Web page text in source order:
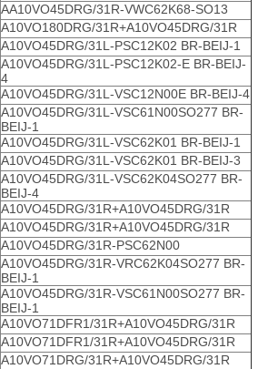
AA10VO45DRG/31R-VWC62K68-SO13
A10VO180DRG/31R+A10VO45DRG/31R
A10VO45DRG/31L-PSC12K02 BR-BEIJ-1
A10VO45DRG/31L-PSC12K02-E BR-BEIJ-
4
A10VO45DRG/31L-VSC12N00E BR-BEIJ-4
A10VO45DRG/31L-VSC61N00SO277 BR-
BEIJ-1
A10VO45DRG/31L-VSC62K01 BR-BEIJ-1
A10VO45DRG/31L-VSC62K01 BR-BEIJ-3
A10VO45DRG/31L-VSC62K04SO277 BR-
BEIJ-4
A10VO45DRG/31R+A10VO45DRG/31R
A10VO45DRG/31R+A10VO45DRG/31R
A10VO45DRG/31R-PSC62N00
A10VO45DRG/31R-VRC62K04SO277 BR-
BEIJ-1
A10VO45DRG/31R-VSC61N00SO277 BR-
BEIJ-1
A10VO71DFR1/31R+A10VO45DRG/31R
A10VO71DFR1/31R+A10VO45DRG/31R
A10VO71DRG/31R+A10VO45DRG/31R